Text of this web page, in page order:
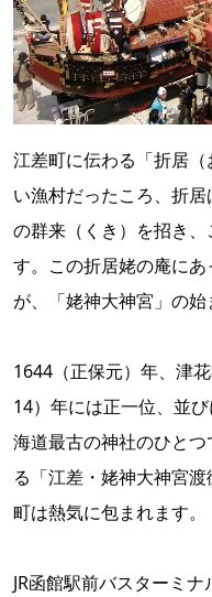
江差町に伝わる「折居
い漁村だったころ、折
の群来（くき）を招き
す。この折居姥の庵に
が、「姥神大神宮」の始
1644（正保元）年、津
14）年には正一位、並
海道最古の神社のひと
る「江差・姥神大神宮渡
町は熱気に包まれます。
JR函館駅前バスターミ